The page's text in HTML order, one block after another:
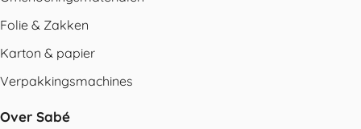
Folie & Zakken
Karton & papier
Verpakkingsmachines
Over Sabé